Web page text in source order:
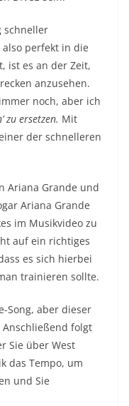
schneller
also perfekt in die
ist es an der Zeit,
anzusehen.
immer noch, aber ich
zu ersetzen. Mit
der schnelleren
Ariana Grande und
Ariana Grande
im Musikvideo zu
auf ein richtiges
es sich hierbei
trainieren sollte.
Song, aber dieser
Anschließend folgt
Sie über West
das Tempo, um
und Sie